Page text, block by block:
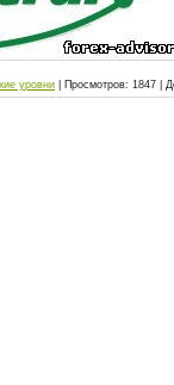
уровни Просмотров: 1847